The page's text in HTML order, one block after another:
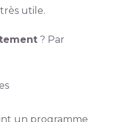
utile.
? Par
un programme